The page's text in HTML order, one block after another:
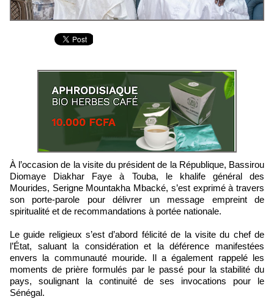
À l’occasion de la visite du président de la République, Bassirou
Diomaye Diakhar Faye à Touba, le khalife général des
Mourides, Serigne Mountakha Mbacké, s’est exprimé à travers
son porte-parole pour délivrer un message empreint de
spiritualité et de recommandations à portée nationale.
Le guide religieux s’est d’abord félicité de la visite du chef de
l’État, saluant la considération et la déférence manifestées
envers la communauté mouride. Il a également rappelé les
moments de prière formulés par le passé pour la stabilité du
pays, soulignant la continuité de ses invocations pour le
Sénégal.